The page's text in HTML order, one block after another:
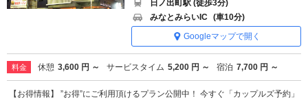
日ノ出町駅 (徒歩3分)
みなとみらいIC (車10分)
Googleマップで開く
料金 休憩 3,600 円 ～ サービスタイム 5,200 円 ～ 宿泊 7,700 円 ～
【お得情報】 ”お得”にご利用頂けるプラン公開中！ 今すぐ「カップルズ予約」